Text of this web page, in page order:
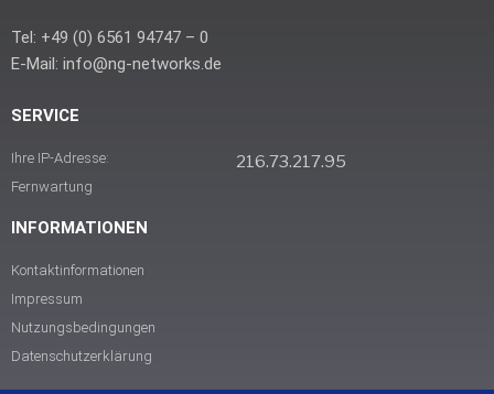
Tel: +49 (0) 6561 94747 – 0
E-Mail: info@ng-networks.de
SERVICE
Ihre IP-Adresse:
Fernwartung
216.73.217.95
INFORMATIONEN
Kontaktinformationen
Impressum
Nutzungsbedingungen
Datenschutzerklärung